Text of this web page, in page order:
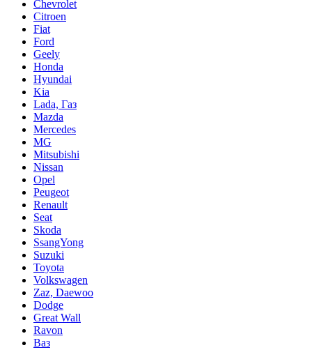
Chevrolet
Citroen
Fiat
Ford
Geely
Honda
Hyundai
Kia
Lada, Газ
Mazda
Mercedes
MG
Mitsubishi
Nissan
Opel
Peugeot
Renault
Seat
Skoda
SsangYong
Suzuki
Toyota
Volkswagen
Zaz, Daewoo
Dodge
Great Wall
Ravon
Ваз